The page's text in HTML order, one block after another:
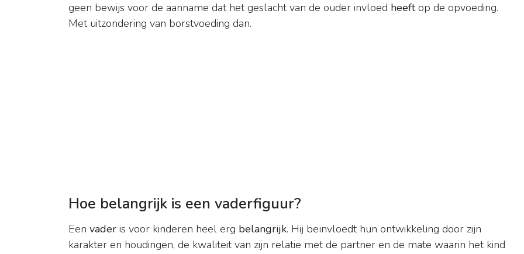
geen bewijs voor de aanname dat het geslacht van de ouder invloed heeftop de opvoeding.
Met uitzondering van borstvoeding dan.
Hoe belangrijk is een vaderfiguur?
Een vader is voor kinderen heel erg belangrijk. Hij beïnvloedt hun ontwikkeling door zijn
karakter en houdingen, de kwaliteit van zijn relatie met de partner en de mate waarin het kind